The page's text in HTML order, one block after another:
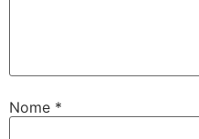
Nome *